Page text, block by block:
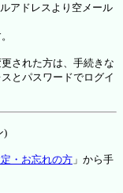
アドレスより空メール
された方は、手続きな
とパスワードでログイ
)
・お忘れの方 」から手